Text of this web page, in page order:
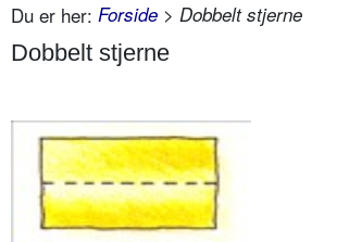
Du er her: Forside > Dobbelt stjerne
Dobbelt stjerne